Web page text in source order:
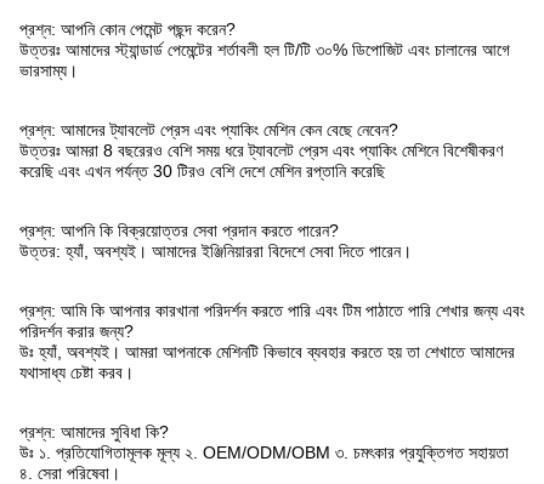
প্রশ্ন: আপনি কোন পেমেন্ট পছন্দ করেন?
উত্তরঃ আমাদের স্ট্যান্ডার্ড পেমেন্টের শর্তাবলী হল টি/টি ৩০% ডিপোজিট এবং চালানের আগে
ভারসাম্য।
প্রশ্ন: আমাদের ট্যাবলেট প্রেস এবং প্যাকিং মেশিন কেন বেছে নেবেন?
উত্তরঃ আমরা 8 বছরেরও বেশি সময় ধরে ট্যাবলেট প্রেস এবং প্যাকিং মেশিনে বিশেষীকরণ
করেছি এবং এখন পর্যন্ত 30 টিরও বেশি দেশে মেশিন রপ্তানি করেছি
প্রশ্ন: আপনি কি বিক্রয়োত্তর সেবা প্রদান করতে পারেন?
উত্তর: হ্যাঁ, অবশ্যই। আমাদের ইঞ্জিনিয়াররা বিদেশে সেবা দিতে পারেন।
প্রশ্ন: আমি কি আপনার কারখানা পরিদর্শন করতে পারি এবং টিম পাঠাতে পারি শেখার জন্য এবং
পরিদর্শন করার জন্য?
উঃ হ্যাঁ, অবশ্যই। আমরা আপনাকে মেশিনটি কিভাবে ব্যবহার করতে হয় তা শেখাতে আমাদের
যথাসাধ্য চেষ্টা করব।
প্রশ্ন: আমাদের সুবিধা কি?
উঃ ১. প্রতিযোগিতামূলক মূল্য ২. OEM/ODM/OBM ৩. চমৎকার প্রযুক্তিগত সহায়তা
৪. সেরা পরিষেবা।